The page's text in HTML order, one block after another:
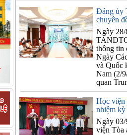
Đảng ủy
chuyên
Ngày
thông tin
Ngày
và Quốc
Nam (2/
quan
Học viện
nhiệm
Ngày
viện Tòa